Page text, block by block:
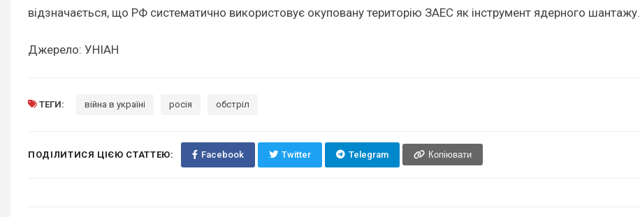
відзначається, що РФ систематично використовує окуповану територію ЗАЕС як інструмент ядерного шантажу.
Джерело: УНІАН
ТЕГИ: війна в україні росія обстріл
ПОДІЛИТИСЯ ЦІЄЮ СТАТТЕЮ: Facebook Twitter Telegram Копіювати